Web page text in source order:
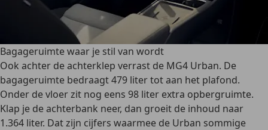
Bagageruimte waar je stil van wordt
Ook achter de achterklep verrast de MG4 Urban. De
bagageruimte bedraagt 479 liter tot aan het plafond.
Onder de vloer zit nog eens 98 liter extra opbergruimte.
Klap je de achterbank neer, dan groeit de inhoud naar
1.364 liter. Dat zijn cijfers waarmee de Urban sommige